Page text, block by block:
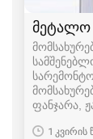
მეტალო
ფანჯარა,
1 კვირის